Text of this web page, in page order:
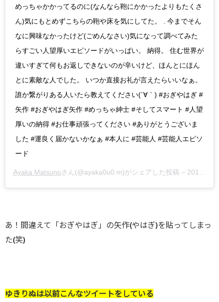
めっちゃかかってるのに(なんなら鞄にかかったよりもたくさ
ん)気にもとめずこちらの鞄や床を気にしてた。 . 今までそん
なに興味なかったけど(ごめんなさい)気になって調べてみた
らすごい人望厚いエピソードがいっぱい。 納得。 住む世界が
違いすぎて何もお返しできないのが辛いけど、ほんとにほん
とに素敵な人でした。 いつか直接お礼が言えたらいいなぁ。
誰か繋がりある人いたら教えてください(´∀｀) #おぎやはぎ #
矢作 #おぎやはぎ矢作 #めっちゃ紳士 #そしてスマート #人望
厚いの納得 #お仕事頑張ってください #ありがとうございま
した #運良く届かないかなぁ #本人に #芸能人 #芸能人エピソ
ード
Ayaka Matsunoさん(@ayaka0u0.m)がシェアした投稿 – 2019年 1月月9日午前7時04分PST
あ！間違えて「おぎやはぎ」の矢作(やはぎ)を貼ってしまっ
た(笑)
ゆきりぬは以前こんなツイートをしている